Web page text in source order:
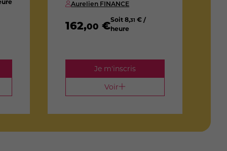
Aurelien FINANCE
162,00 €Soit8,31 € /
heure
Je m'inscris
Voir